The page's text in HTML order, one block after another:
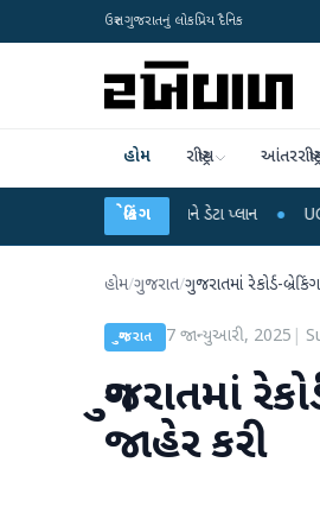
ઉત્તર ગુજરાતનું લોકપ્રિય દૈનિક
હોમ રાષ્ટ્રીય
બ્રેકિંગ
રિચાર્જ અને ડેટા પ્લાન UGC-NET
હોમ/ગુજરાત/ગુજરાતમાં રેકોર્ડ-
ગુજરાત 7 જાન્યુઆરી, 2025
ગુજરાતમાં
જાહેર કરી